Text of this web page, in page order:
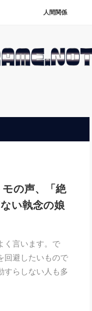
人間関係
の声、「絶
い執念の娘
く言います。で
回避したいもので
すらしない人も多